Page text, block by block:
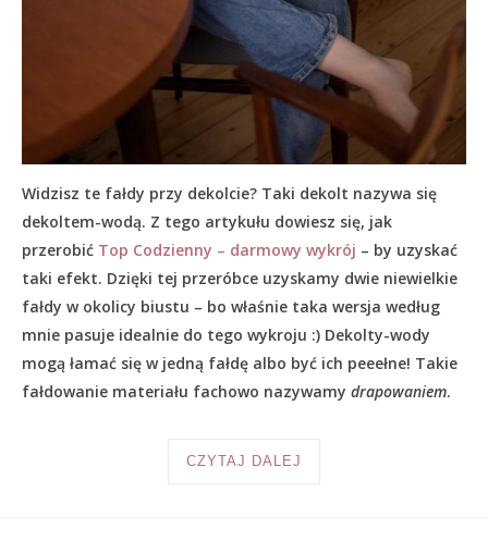
Widzisz te fałdy przy dekolcie? Taki dekolt nazywa się
dekoltem-wodą. Z tego artykułu dowiesz się, jak
przerobić Top Codzienny – darmowy wykrój – by uzyskać
taki efekt. Dzięki tej przeróbce uzyskamy dwie niewielkie
fałdy w okolicy biustu – bo właśnie taka wersja według
mnie pasuje idealnie do tego wykroju :) Dekolty-wody
mogą łamać się w jedną fałdę albo być ich peeełne! Takie
fałdowanie materiału fachowo nazywamy drapowaniem.
CZYTAJ DALEJ